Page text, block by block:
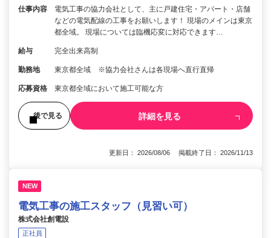
仕事内容
電気工事の協力会社として、主に戸建住宅・アパート・店舗
などの電気配線の工事をお願いします！ 現場のメインは東京
都全域。 現場については臨機応変に対応できます…
給与 完全出来高制
勤務地 東京都全域 ※協力会社さんは各現場へ直行直帰
応募資格 東京都全域において施工可能な方
後で見る 詳細を見る
更新日： 2026/08/06 掲載終了日： 2026/11/13
NEW
電気工事の施工スタッフ（見習い可）
株式会社創電設
正社員